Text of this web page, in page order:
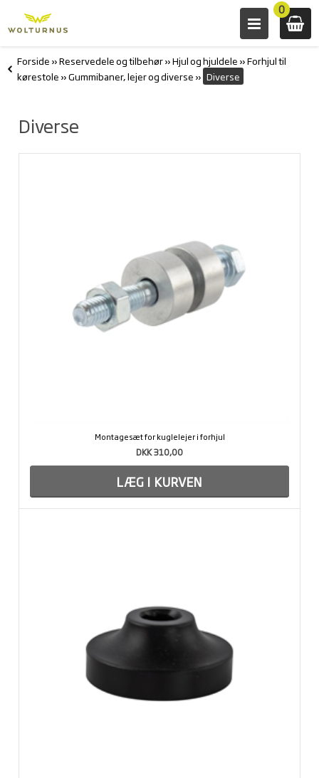
0
Forside »Reservedele og tilbehør»Hjul og hjuldele »Forhjul til
kørestole »Gummibaner, lejer og diverse » Diverse
Diverse
Montagesæt for kuglelejer i forhjul
DKK 310,00